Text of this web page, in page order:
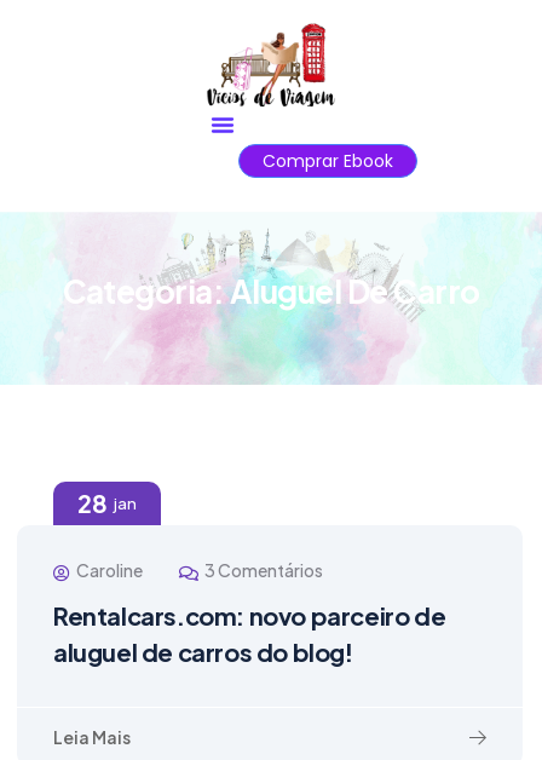
Comprar Ebook
Categoria:Aluguel De Carro
28 jan
Caroline 3 Comentários
Rentalcars.com: novo parceiro de
aluguel de carros do blog!
Leia Mais